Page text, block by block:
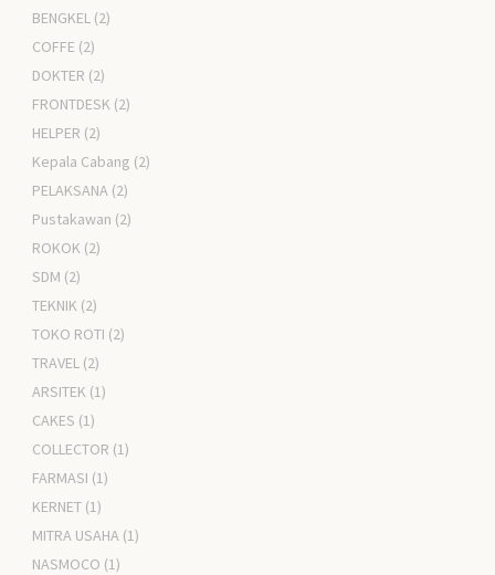
BENGKEL (2)
COFFE (2)
DOKTER (2)
FRONTDESK (2)
HELPER (2)
Kepala Cabang (2)
PELAKSANA (2)
Pustakawan (2)
ROKOK (2)
SDM (2)
TEKNIK (2)
TOKO ROTI (2)
TRAVEL (2)
ARSITEK (1)
CAKES (1)
COLLECTOR (1)
FARMASI (1)
KERNET (1)
MITRA USAHA (1)
NASMOCO (1)